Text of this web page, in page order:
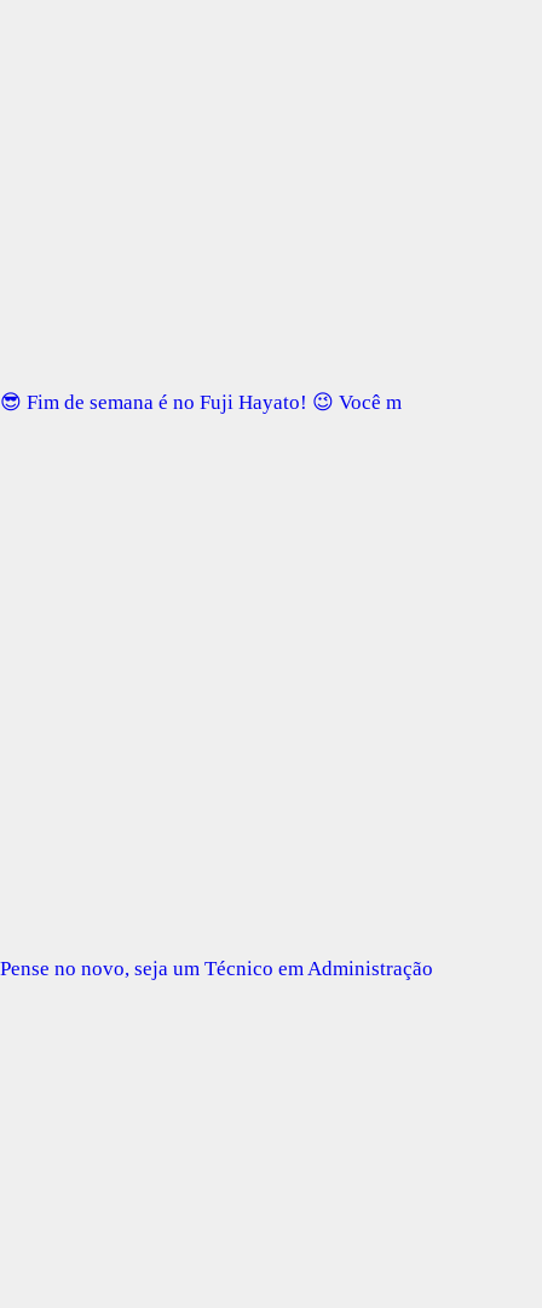
😎 Fim de semana é no Fuji Hayato! 😉 Você m
Pense no novo, seja um Técnico em Administração